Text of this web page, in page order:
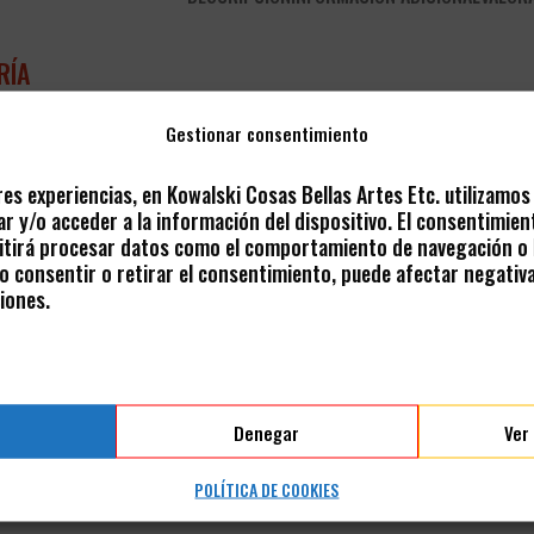
Gestionar consentimiento
experiencias, en Kowalski Cosas Bellas Artes Etc.
y/o acceder a la información del dispositivo. El
procesar datos como el comportamiento de navegación
consentir o retirar el consentimiento, puede afectar
Denegar
POLÍTICA DE COOKIES
Cave
de cuarenta horas de conversacion íntimas con el periodista
realmente impulsa su vida y creatividad.
música, libertad, duelo y amor. Se sumerge con total
la profunda transformación que ha sufrido su existencia en los
de esperanza e inspiración de un verdadero visionario.